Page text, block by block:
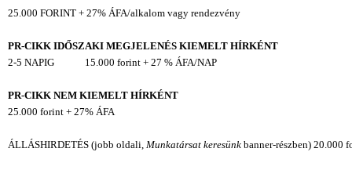
25.000 FORINT + 27% ÁFA/alkalom vagy rendezvény
PR-CIKK IDŐSZAKI MEGJELENÉS KIEMELT HÍRKÉNT
2-5 NAPIG 15.000 forint + 27 % ÁFA/NAP
PR-CIKK NEM KIEMELT HÍRKÉNT
25.000 forint + 27% ÁFA
ÁLLÁSHIRDETÉS (jobb oldali, Munkatársat keresünk banner-részben) 20.000